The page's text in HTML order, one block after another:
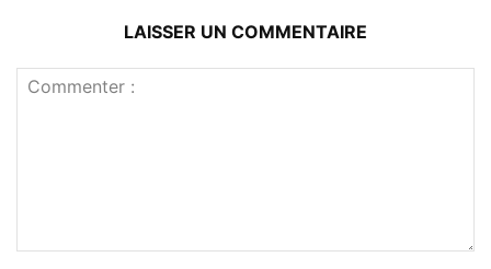
LAISSER UN COMMENTAIRE